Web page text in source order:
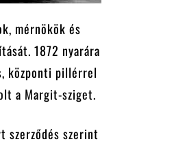
mérnökök és
1872 nyarára
központi pillérrel
a Margit-sziget.
szerződés szerint